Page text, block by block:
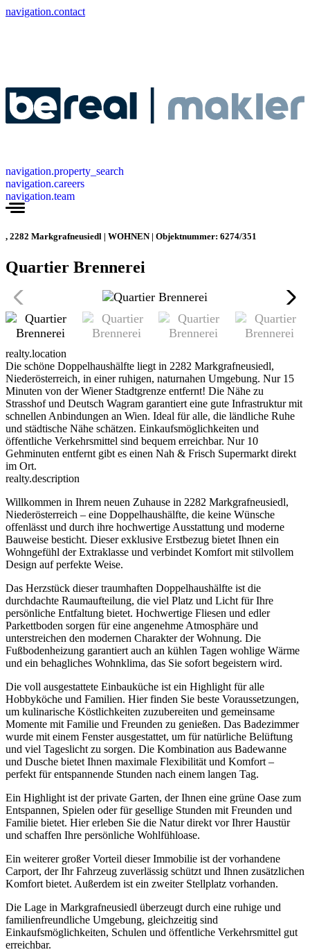
navigation.contact
navigation.property_search
navigation.careers
navigation.team
, 2282 Markgrafneusiedl | WOHNEN | Objektnummer: 6274/351
Quartier Brennerei
realty.location
Die schöne Doppelhaushälfte liegt in 2282 Markgrafneusiedl,
Niederösterreich, in einer ruhigen, naturnahen Umgebung. Nur 15
Minuten von der Wiener Stadtgrenze entfernt! Die Nähe zu
Strasshof und Deutsch Wagram garantiert eine gute Infrastruktur mit
schnellen Anbindungen an Wien. Ideal für alle, die ländliche Ruhe
und städtische Nähe schätzen. Einkaufsmöglichkeiten und
öffentliche Verkehrsmittel sind bequem erreichbar. Nur 10
Gehminuten entfernt gibt es einen Nah & Frisch Supermarkt direkt
im Ort.
realty.description
Willkommen in Ihrem neuen Zuhause in 2282 Markgrafneusiedl,
Niederösterreich – eine Doppelhaushälfte, die keine Wünsche
offenlässt und durch ihre hochwertige Ausstattung und moderne
Bauweise besticht. Dieser exklusive Erstbezug bietet Ihnen ein
Wohngefühl der Extraklasse und verbindet Komfort mit stilvollem
Design auf perfekte Weise.
Das Herzstück dieser traumhaften Doppelhaushälfte ist die
durchdachte Raumaufteilung, die viel Platz und Licht für Ihre
persönliche Entfaltung bietet. Hochwertige Fliesen und edler
Parkettboden sorgen für eine angenehme Atmosphäre und
unterstreichen den modernen Charakter der Wohnung. Die
Fußbodenheizung garantiert auch an kühlen Tagen wohlige Wärme
und ein behagliches Wohnklima, das Sie sofort begeistern wird.
Die voll ausgestattete Einbauküche ist ein Highlight für alle
Hobbyköche und Familien. Hier finden Sie beste Voraussetzungen,
um kulinarische Köstlichkeiten zuzubereiten und gemeinsame
Momente mit Familie und Freunden zu genießen. Das Badezimmer
wurde mit einem Fenster ausgestattet, um für natürliche Belüftung
und viel Tageslicht zu sorgen. Die Kombination aus Badewanne
und Dusche bietet Ihnen maximale Flexibilität und Komfort –
perfekt für entspannende Stunden nach einem langen Tag.
Ein Highlight ist der private Garten, der Ihnen eine grüne Oase zum
Entspannen, Spielen oder für gesellige Stunden mit Freunden und
Familie bietet. Hier erleben Sie die Natur direkt vor Ihrer Haustür
und schaffen Ihre persönliche Wohlfühloase.
Ein weiterer großer Vorteil dieser Immobilie ist der vorhandene
Carport, der Ihr Fahrzeug zuverlässig schützt und Ihnen zusätzlichen
Komfort bietet. Außerdem ist ein zweiter Stellplatz vorhanden.
Die Lage in Markgrafneusiedl überzeugt durch eine ruhige und
familienfreundliche Umgebung, gleichzeitig sind
Einkaufsmöglichkeiten, Schulen und öffentliche Verkehrsmittel gut
erreichbar.